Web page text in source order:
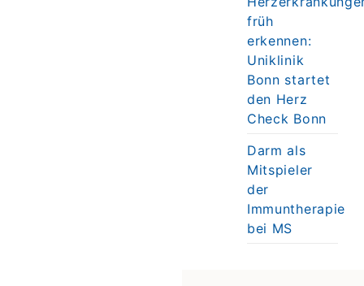
früh
erkennen:
Uniklinik
Bonn startet
den Herz
Check Bonn
Darm als
Mitspieler
der
Immuntherapie
bei MS